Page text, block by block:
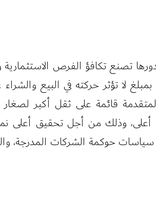
تصنع تكافؤ الفرص
لا تؤثر حركته في البيع
قائمة على ثقل أكبر
وذلك من أجل تحقيق أعلى
حوكمة الشركات المدرجة،